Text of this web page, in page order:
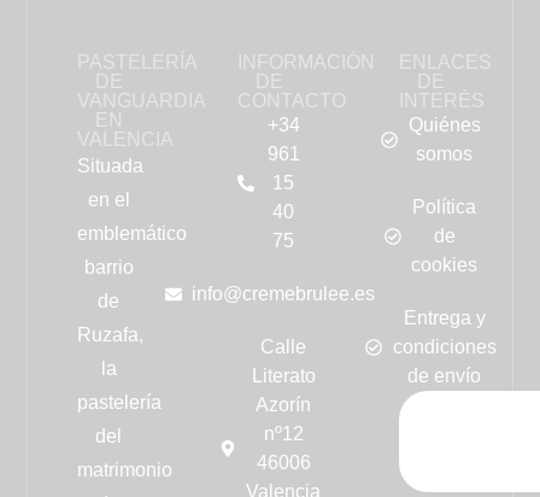
PASTELERÍA
DE
VANGUARDIA
EN
VALENCIA
Situada
en el
emblemático
barrio
de
Ruzafa,
la
pastelería
del
matrimonio
INFORMACIÓN
DE
CONTACTO
+34
961
15
40
75
info@cremebrulee.es
Calle
Literato
Azorín
nº12
46006
Valencia
ENLACES
DE
INTERÉS
Quiénes
somos
Política
de
cookies
Entrega y
condiciones
de envío